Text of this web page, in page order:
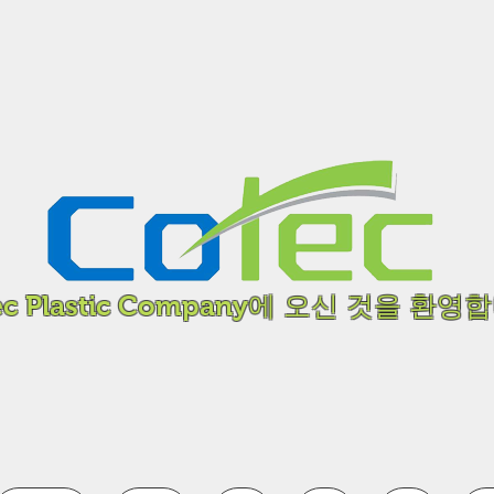
Plastic Company에 오신 것을 환영